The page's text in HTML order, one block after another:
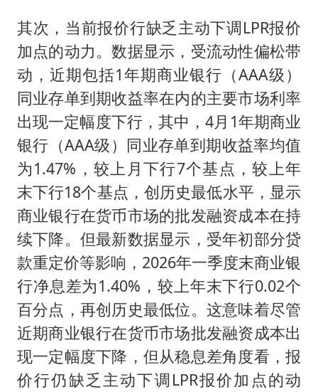
其次，当前报价行缺乏主动下调LPR报价
加点的动力。数据显示，受流动性偏松带
动，近期包括1年期商业银行（AAA级）
同业存单到期收益率在内的主要市场利率
出现一定幅度下行，其中，4月1年期商业
银行（AAA级）同业存单到期收益率均值
为1.47%，较上月下行7个基点，较上年
末下行18个基点，创历史最低水平，显示
商业银行在货币市场的批发融资成本在持
续下降。但最新数据显示，受年初部分贷
款重定价等影响，2026年一季度末商业银
行净息差为1.40%，较上年末下行0.02个
百分点，再创历史最低位。这意味着尽管
近期商业银行在货币市场批发融资成本出
现一定幅度下降，但从稳息差角度看，报
价行仍缺乏主动下调LPR报价加点的动